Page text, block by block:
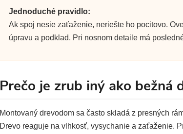
Jednoduché pravidlo:
Ak spoj nesie zaťaženie, neriešte ho pocitovo.
úpravu a podklad. Pri nosnom detaile má
Prečo je zrub iný ako bežná
Montovaný drevodom sa často skladá z presných
Drevo reaguje na vlhkosť, vysychanie a zaťaženie.